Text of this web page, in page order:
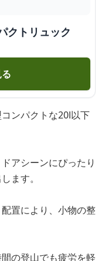
クトリュック
ンパクトな20l以下
アシーンにぴったり
ます。
置により、小物の整
の登山でも疲労を軽